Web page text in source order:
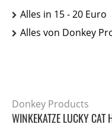
Alles in 15 - 20 Euro
Alles von Donkey
Donkey Products
WINKEKATZE LUCKY CAT